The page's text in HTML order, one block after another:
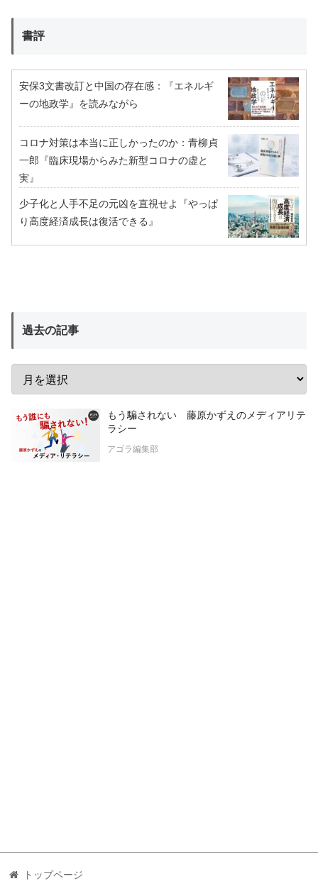
書評
安保3文書改訂と中国の存在感：『エネルギ
ーの地政学』を読みながら
コロナ対策は本当に正しかったのか：青柳貞
一郎『臨床現場からみた新型コロナの虚と
実』
少子化と人手不足の元凶を直視せよ『やっぱ
り高度経済成長は復活できる』
過去の記事
もう騙されない 藤原かずえのメディアリテ
ラシー
アゴラ編集部
トップページ